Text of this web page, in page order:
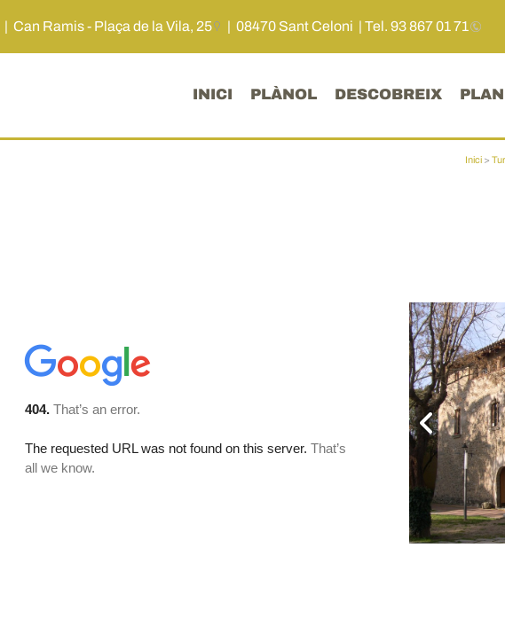
| Can Ramis - Plaça de la Vila, 25 | 08470 Sant Celoni | Tel. 93 867 01 71
INICI PLÀNOL DESCOBREIX
Inici >